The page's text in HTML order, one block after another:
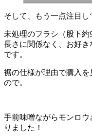
そして、もう一点注目し
未処理のフラシ（股下
長さに関係なく、お好
です。
裾の仕様が理由で購入
ので。
手前味噌ながらモンロ
りました！